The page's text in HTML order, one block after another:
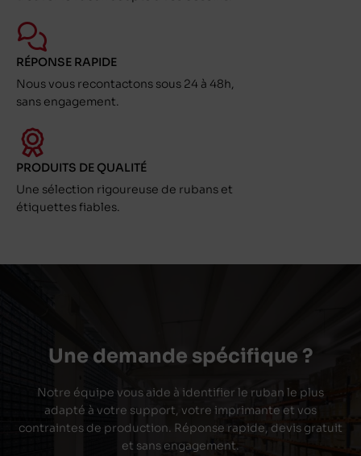
RÉPONSE RAPIDE
Nous vous recontactons sous 24 à 48h,
sans engagement.
PRODUITS DE QUALITÉ
Une sélection rigoureuse de rubans et
étiquettes fiables.
Une demande spécifique ?
Notre équipe vous aide à identifier le ruban le plus
adapté à votre support, votre imprimante et vos
contraintes de production. Réponse rapide, devis gratuit
et sans engagement.